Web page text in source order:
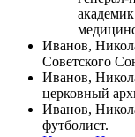
Иванов,
Советского
Иванов,
церковный
Иванов,
футболист.